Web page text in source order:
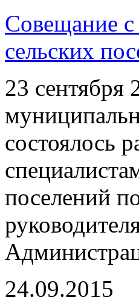
Совещание
сельских
23 сентября
состоялось
поселений
24.09.2015